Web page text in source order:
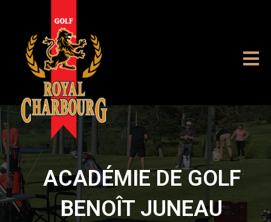
ACADÉMIE DE GOLF
BENOÎT JUNEAU